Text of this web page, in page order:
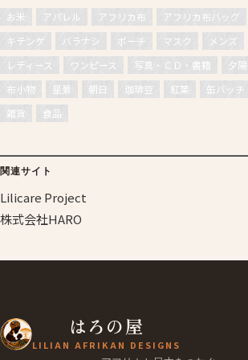
お米 アパレル アフリカ布 アフリカ布バッグ
キテンゲ
バラナシ ポーチ マスク メンズ
レディース
ワンピース 写真・ＣＤ・書籍 夕陽
布小物
星景 朝日 珈琲豆 紅葉 缶バッチ
雑貨
食品
関連サイト
Lilicare Project
株式会社HARO
はろの屋
LILIAN AFRIKAN DESIGNS